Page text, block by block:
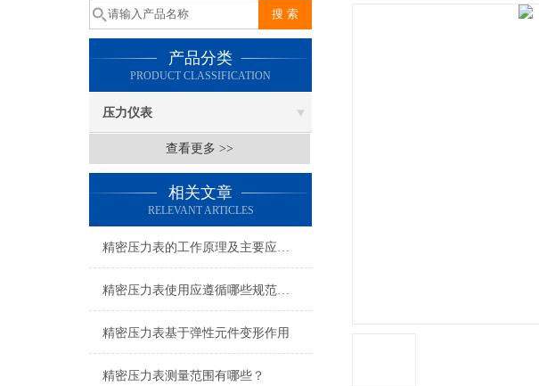
产品分类
PRODUCT CLASSIFICATION
压力仪表
查看更多 >>
相关文章
RELEVANT ARTICLES
精密压力表的工作原理及主要应用途径
精密压力表使用应遵循哪些规范，如何使用更精确？
精密压力表基于弹性元件变形作用
精密压力表测量范围有哪些？